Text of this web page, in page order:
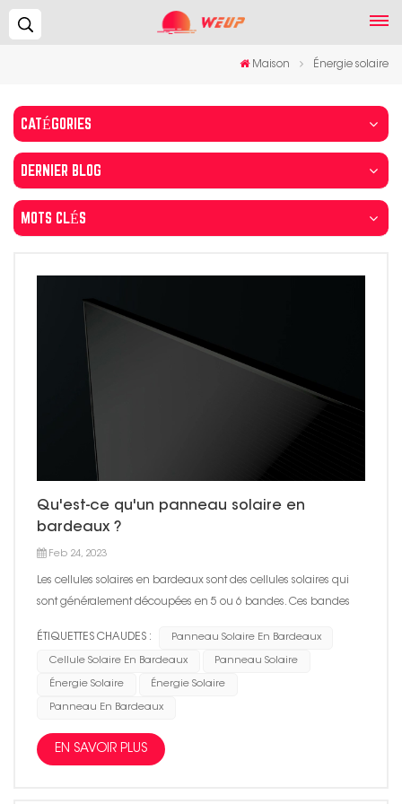
Maison Énergie solaire
CATÉGORIES
DERNIER BLOG
MOTS CLÉS
Qu'est-ce qu'un panneau solaire en
bardeaux ?
Feb 24, 2023
Les cellules solaires en bardeaux sont des cellules solaires qui
sont généralement découpées en 5 ou 6 bandes. Ces bandes
sont assemblées à l'aide d'un adhésif électriquement
conducteur (ECA) qui permet la conductivité et la
flexibilité.Cellule solaire en bardeaux Cellule solaire en
bardeaux – élévation finale Cela permet aux cellules d'être
connectées différemment à panneaux solaires conventionnels,
ÉTIQUETTES CHAUDES : Panneau Solaire En Bardeaux
Cellule Solaire En Bardeaux Panneau Solaire
Énergie Solaire Énergie Solaire
Panneau En Bardeaux
EN SAVOIR PLUS